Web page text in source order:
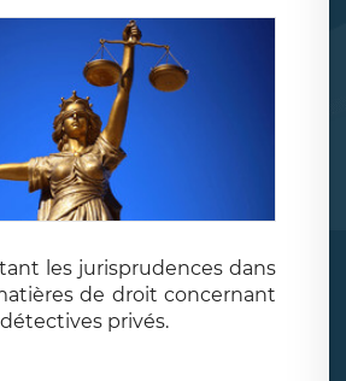
les jurisprudences dans
de droit concernant
privés.